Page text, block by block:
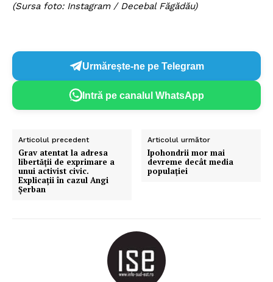
(Sursa foto: Instagram / Decebal Făgădău)
Urmărește-ne pe Telegram
Intră pe canalul WhatsApp
Articolul precedent
Grav atentat la adresa
libertății de exprimare a
unui activist civic.
Explicații în cazul Angi
Șerban
Articolul următor
Ipohondrii mor mai
devreme decât media
populației